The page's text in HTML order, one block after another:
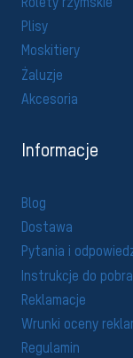
Rolety rzymskie
Plisy
Moskitiery
Żaluzje
Akcesoria
Informacje
Blog
Dostawa
Pytania i
Instrukcje do
Reklamacje
Wrunki oceny
Regulamin